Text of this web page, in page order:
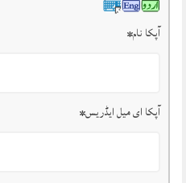
آپکا نام*
آپکا ای میل ایڈریس*